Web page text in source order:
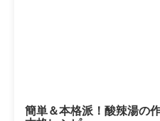
簡単＆本格派！酸辣湯の